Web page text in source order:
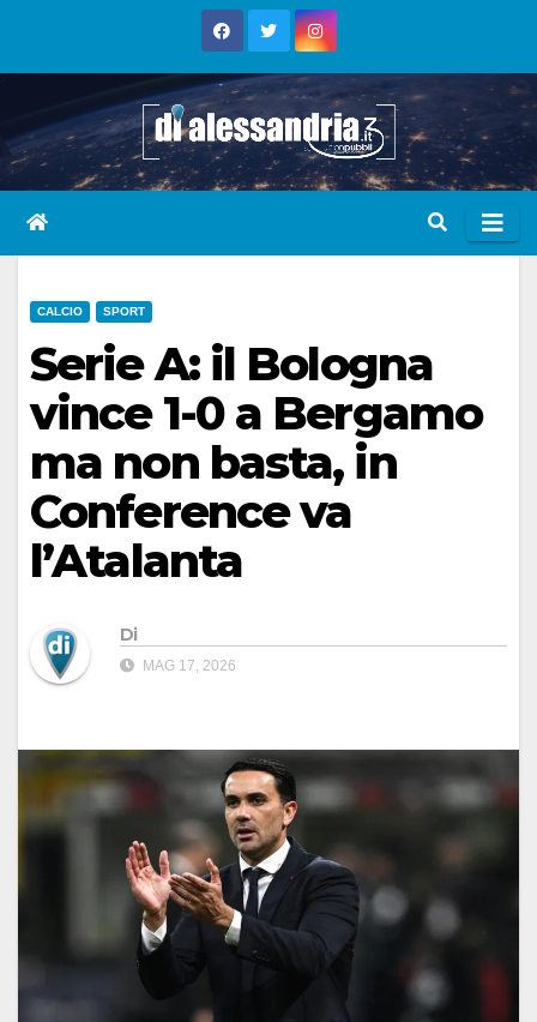
CALCIO SPORT
Serie A: il Bologna
vince 1-0 a Bergamo
ma non basta, in
Conference va
l’Atalanta
Di
MAG 17, 2026